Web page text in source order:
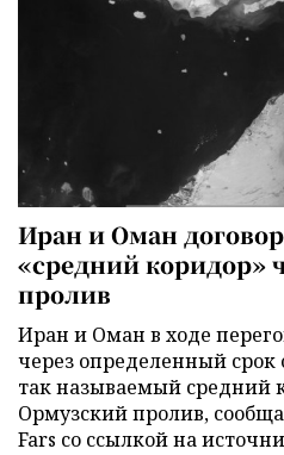
Иран и Оман
«средний коридор»
пролив
Иран и Оман в ходе
через определенный
так называемый средний
Ормузский пролив,
Fars со ссылкой на